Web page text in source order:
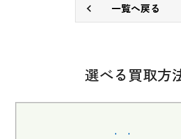
一覧へ戻る
選べる買取方